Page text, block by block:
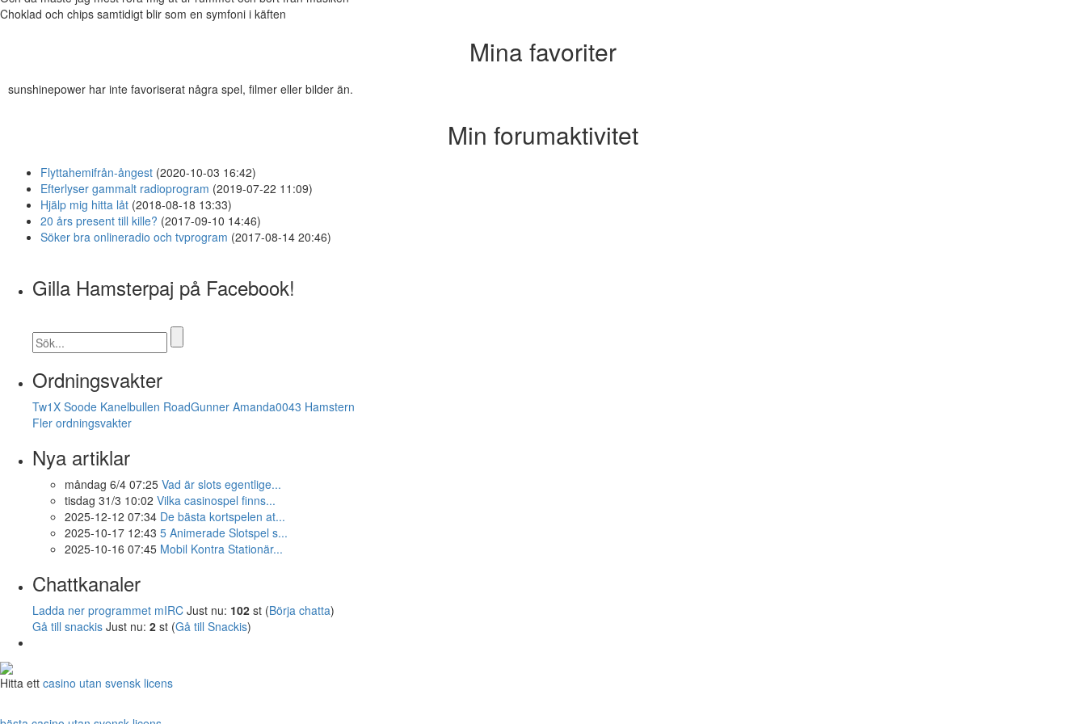
Choklad och chips samtidigt blir som en symfoni i käften
Mina favoriter
sunshinepower har inte favoriserat några spel, filmer eller bilder än.
Min forumaktivitet
Flyttahemifrån-ångest (2020-10-03 16:42)
Efterlyser gammalt radioprogram (2019-07-22 11:09)
Hjälp mig hitta låt (2018-08-18 13:33)
20 års present till kille? (2017-09-10 14:46)
Söker bra onlineradio och tvprogram (2017-08-14 20:46)
Gilla Hamsterpaj på Facebook!
Ordningsvakter
Tw1X Soode Kanelbullen RoadGunner Amanda0043 Hamstern
Fler ordningsvakter
Nya artiklar
måndag 6/4 07:25 Vad är slots egentlige...
tisdag 31/3 10:02 Vilka casinospel finns...
2025-12-12 07:34 De bästa kortspelen at...
2025-10-17 12:43 5 Animerade Slotspel s...
2025-10-16 07:45 Mobil Kontra Stationär...
Chattkanaler
Ladda ner programmet mIRC Just nu: 102 st (Börja chatta)
Gå till snackis Just nu: 2 st (Gå till Snackis)
Hitta ett casino utan svensk licens